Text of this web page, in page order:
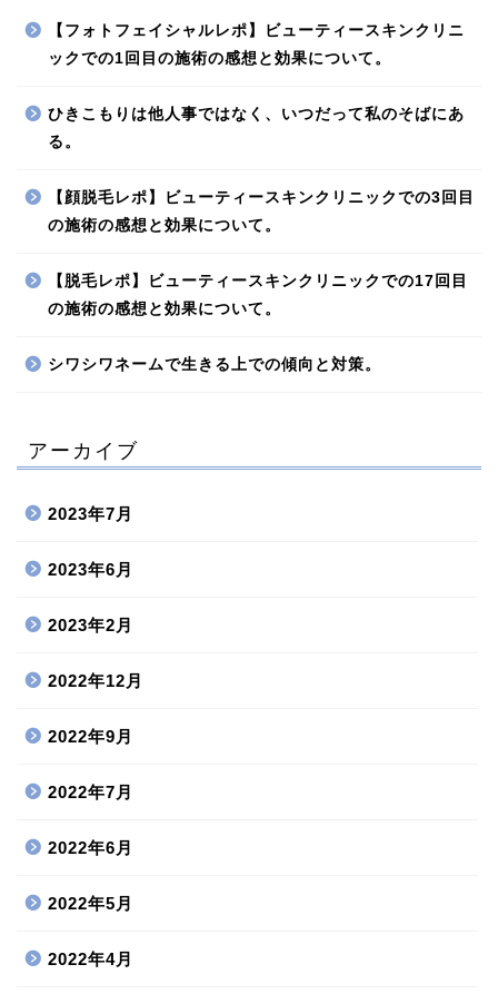
【フォトフェイシャルレポ】ビューティースキンクリニ
ックでの1回目の施術の感想と効果について。
ひきこもりは他人事ではなく、いつだって私のそばにあ
る。
【顔脱毛レポ】ビューティースキンクリニックでの3回目
の施術の感想と効果について。
【脱毛レポ】ビューティースキンクリニックでの17回目
の施術の感想と効果について。
シワシワネームで生きる上での傾向と対策。
アーカイブ
2023年7月
2023年6月
2023年2月
2022年12月
2022年9月
2022年7月
2022年6月
2022年5月
2022年4月